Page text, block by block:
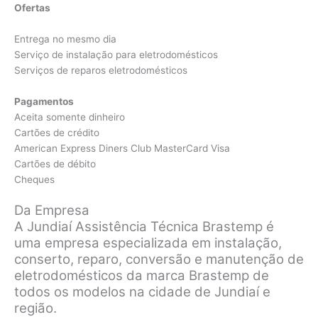
Ofertas
Entrega no mesmo dia
Serviço de instalação para eletrodomésticos
Serviços de reparos eletrodomésticos
Pagamentos
Aceita somente dinheiro
Cartões de crédito
American Express Diners Club MasterCard Visa
Cartões de débito
Cheques
Da Empresa
A Jundiaí Assistência Técnica Brastemp é
uma empresa especializada em instalação,
conserto, reparo, conversão e manutenção de
eletrodomésticos da marca Brastemp de
todos os modelos na cidade de Jundiaí e
região.